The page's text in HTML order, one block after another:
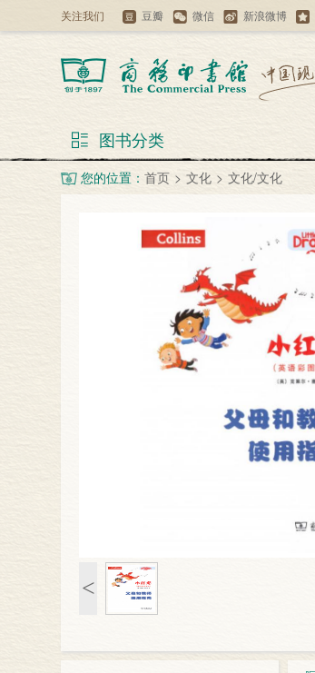
关注我们 豆瓣 微信 新浪微博
图书分类
您的位置： 首页 > 文化 > 文化/文化
<